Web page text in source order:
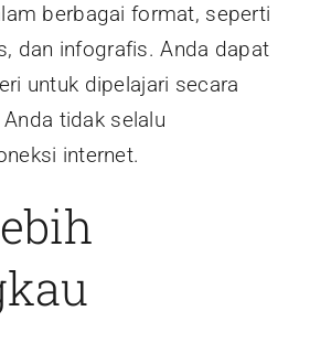
berbagai format, seperti
dan infografis. Anda dapat
untuk dipelajari secara
tidak selalu
internet.